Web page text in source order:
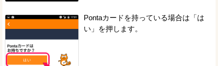
Pontaカードを持っている場合は「は
い」を押します。